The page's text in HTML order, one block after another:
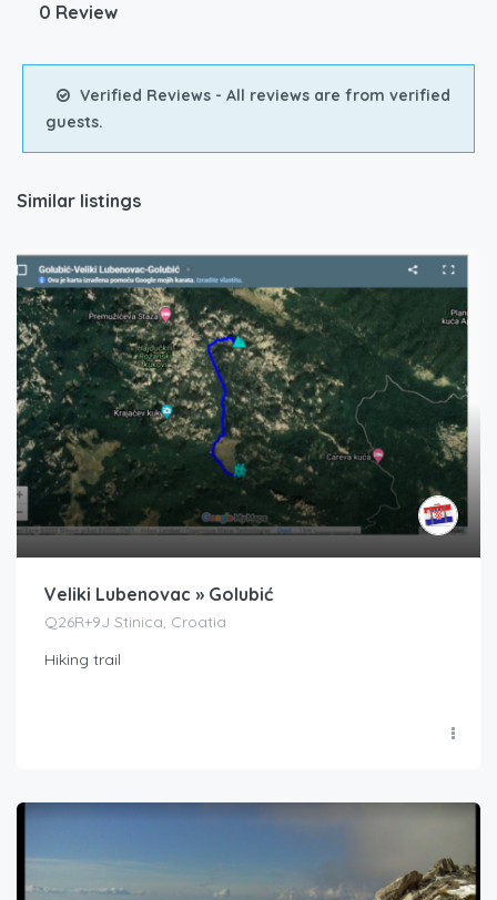
0 Review
Verified Reviews - All reviews are from verified
guests.
Similar listings
Veliki Lubenovac » Golubić
Q26R+9J Stinica, Croatia
Hiking trail